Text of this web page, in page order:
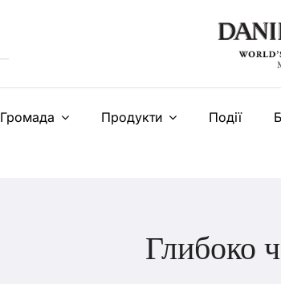
Громада Продукти Події
Глибоко